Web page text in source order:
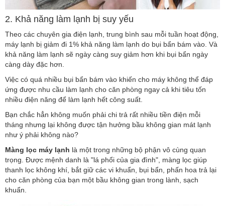
2. Khả năng làm lạnh bị suy yếu
Theo các chuyên gia điện lạnh, trung bình sau mỗi tuần hoạt động,
máy lạnh bị giảm đi 1% khả năng làm lạnh do bụi bẩn bám vào. Và
khả năng làm lạnh sẽ ngày càng suy giảm hơn khi bụi bẩn ngày
càng dày đặc hơn.
Việc có quá nhiều bụi bẩn bám vào khiến cho máy không thể đáp
ứng được nhu cầu làm lạnh cho căn phòng ngay cả khi tiêu tốn
nhiều điện năng để làm lạnh hết công suất.
Bạn chắc hẳn không muốn phải chi trả rất nhiều tiền điện mỗi
tháng nhưng lại không được tận hưởng bầu không gian mát lạnh
như ý phải không nào?
Màng lọc máy lạnh là một trong những bộ phận vô cùng quan
trọng. Được mệnh danh là "lá phổi của gia đình", màng lọc giúp
thanh lọc không khí, bắt giữ các vi khuẩn, bụi bẩn, phấn hoa trả lại
cho căn phòng của bạn một bầu không gian trong lành, sạch
khuẩn.